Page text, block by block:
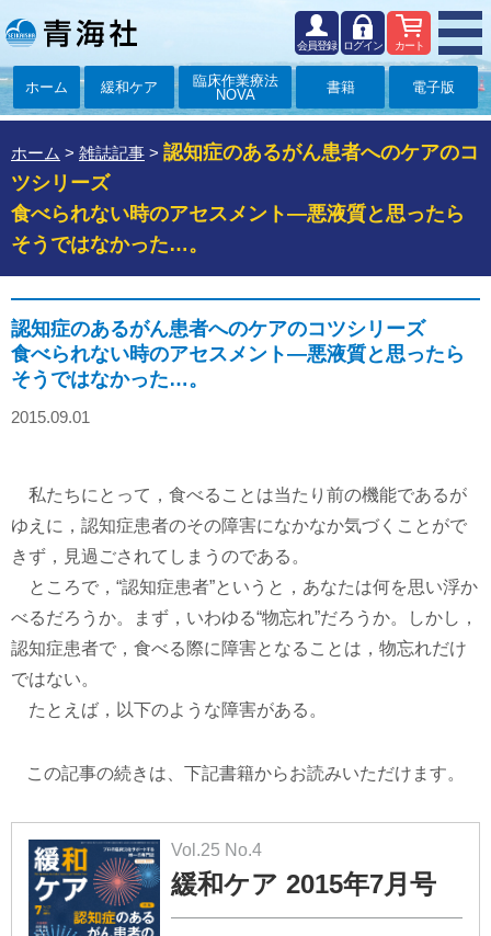
カート
ログイン
会員登録
ホーム 緩和ケア
臨床作業療法
NOVA
書籍 電子版
ホーム > 雑誌記事 > 認知症のあるがん患者へのケアのコ
ツシリーズ
食べられない時のアセスメント―悪液質と思ったら
そうではなかった…。
認知症のあるがん患者へのケアのコツシリーズ
食べられない時のアセスメント―悪液質と思ったら
そうではなかった…。
2015.09.01
私たちにとって，食べることは当たり前の機能であるが
ゆえに，認知症患者のその障害になかなか気づくことがで
きず，見過ごされてしまうのである。
ところで，“認知症患者”というと，あなたは何を思い浮か
べるだろうか。まず，いわゆる“物忘れ”だろうか。しかし，
認知症患者で，食べる際に障害となることは，物忘れだけ
ではない。
たとえば，以下のような障害がある。
この記事の続きは、下記書籍からお読みいただけます。
Vol.25 No.4
緩和ケア 2015年7月号